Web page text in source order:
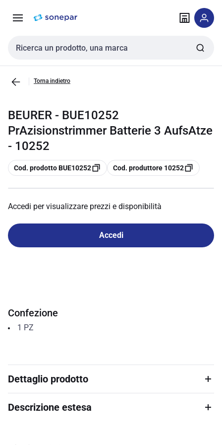
navigazione alla
Cerca input
Torna indietro
BEURER - BUE10252
PrAzisionstrimmer Batterie 3 AufsAtze
- 10252
copia
Cod. prodotto BUE10252 copia
Cod. produttore 10252
Accedi per visualizzare prezzi e disponibilità
Accedi
Confezione
1 PZ
Dettaglio prodotto
Descrizione estesa